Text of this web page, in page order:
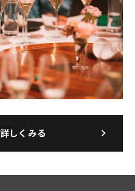
詳しくみる